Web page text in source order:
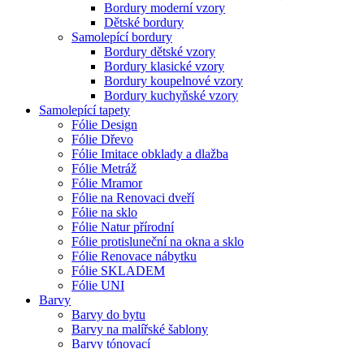
Bordury moderní vzory
Dětské bordury
Samolepící bordury
Bordury dětské vzory
Bordury klasické vzory
Bordury koupelnové vzory
Bordury kuchyňské vzory
Samolepící tapety
Fólie Design
Fólie Dřevo
Fólie Imitace obklady a dlažba
Fólie Metráž
Fólie Mramor
Fólie na Renovaci dveří
Fólie na sklo
Fólie Natur přírodní
Fólie protisluneční na okna a sklo
Fólie Renovace nábytku
Fólie SKLADEM
Fólie UNI
Barvy
Barvy do bytu
Barvy na malířské šablony
Barvy tónovací